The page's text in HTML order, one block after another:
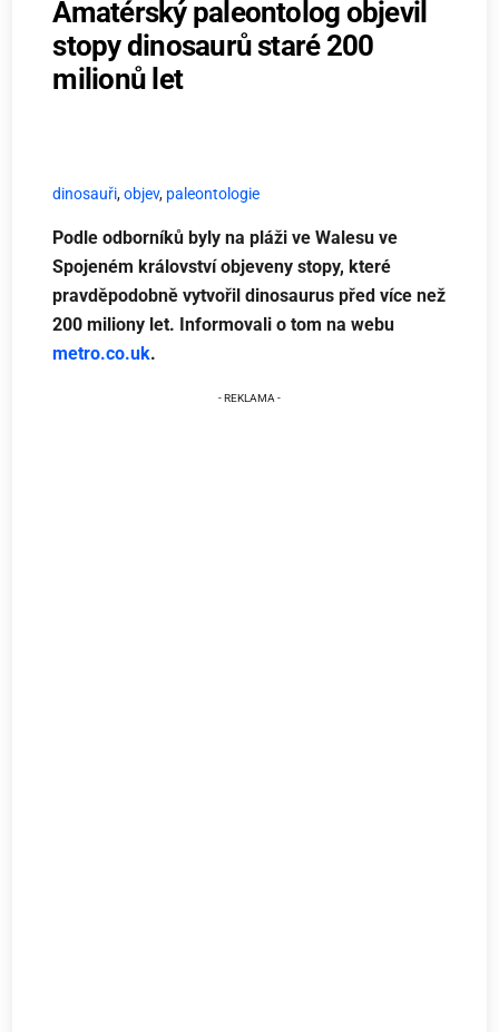
Amatérský paleontolog objevil
stopy dinosaurů staré 200
milionů let
dinosauři,objev, paleontologie
Podle odborníků byly na pláži ve Walesu ve
Spojeném království objeveny stopy, které
pravděpodobně vytvořil dinosaurus před více než
200 miliony let. Informovali o tom na webu
metro.co.uk.